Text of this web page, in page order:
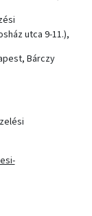
utca 9-11.),
Bárczy